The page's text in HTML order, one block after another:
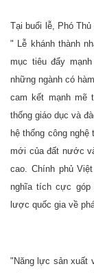
Tại buổi lễ, Phó
" Lễ khánh thành
mục tiêu đẩy
những ngành có
cam kết mạnh mẽ
thống giáo dục và
hệ thống công
mới của đất nước
cao. Chính phủ
nghĩa tích cực góp
lược quốc gia về
"Năng lực sản xuất